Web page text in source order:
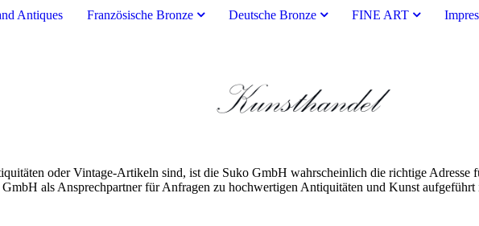
Antiques Französische Bronze Deutsche Bronze FINE ART
oder Vintage-Artikeln sind, ist die Suko GmbH wahrscheinlich die richtige Adresse
als Ansprechpartner für Anfragen zu hochwertigen Antiquitäten und Kunst aufgeführt